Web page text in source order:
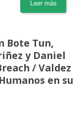
Leer más
Bote Tun,
y Daniel
/ Valdez
en su